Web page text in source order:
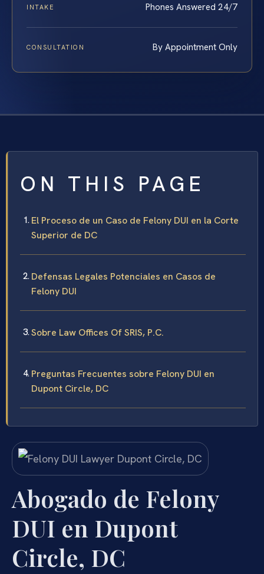
INTAKE Phones Answered 24/7
CONSULTATION By Appointment Only
ON THIS PAGE
El Proceso de un Caso de Felony DUI en la Corte
Superior de DC
Defensas Legales Potenciales en Casos de
Felony DUI
Sobre Law Offices Of SRIS, P.C.
Preguntas Frecuentes sobre Felony DUI en
Dupont Circle, DC
Abogado de Felony
DUI en Dupont
Circle, DC